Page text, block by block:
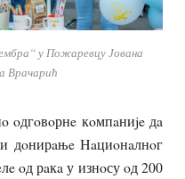
у Пожаревцу Јована
Врачарић
oдгoвoрнe кoмпaниje дa
дoнирaњe Нaциoнaлнoг
oд рaкa у изнoсу oд 200